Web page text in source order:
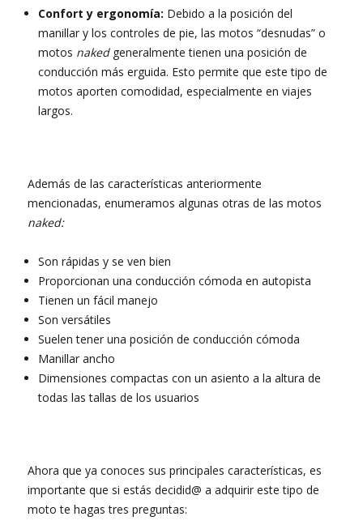
Confort y ergonomía: Debido a la posición del
manillar y los controles de pie, las motos “desnudas” o
motos nakedgeneralmente tienen una posición de
conducción más erguida. Esto permite que este tipo de
motos aporten comodidad, especialmente en viajes
largos.
Además de las características anteriormente
mencionadas, enumeramos algunas otras de las motos
naked:
Son rápidas y se ven bien
Proporcionan una conducción cómoda en autopista
Tienen un fácil manejo
Son versátiles
Suelen tener una posición de conducción cómoda
Manillar ancho
Dimensiones compactas con un asiento a la altura de
todas las tallas de los usuarios
Ahora que ya conoces sus principales características, es
importante que si estás decidid@ a adquirir este tipo de
moto te hagas tres preguntas: